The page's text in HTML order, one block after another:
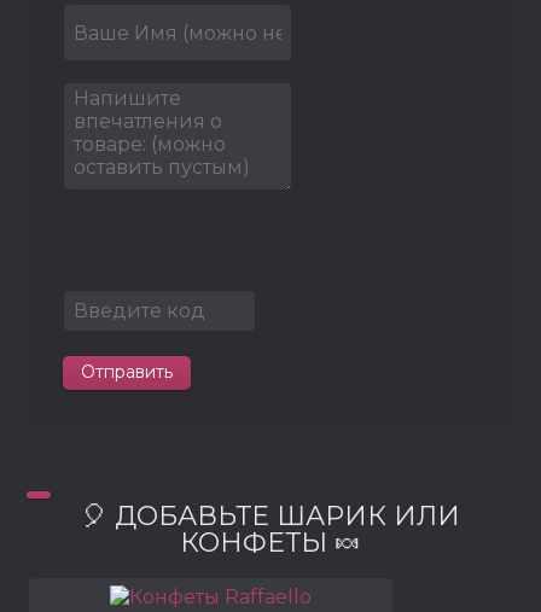
Отправить
🎈 ДОБАВЬТЕ ШАРИК ИЛИ
КОНФЕТЫ 🍬